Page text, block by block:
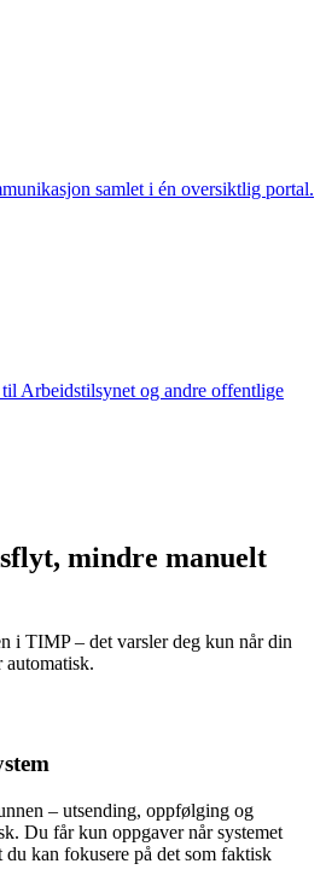
samlet i én oversiktlig portal.
Arbeidstilsynet og andre offentlige
mindre manuelt
i TIMP – det varsler deg kun når din
automatisk.
– utsending, oppfølging og
Du får kun oppgaver når systemet
kan fokusere på det som faktisk